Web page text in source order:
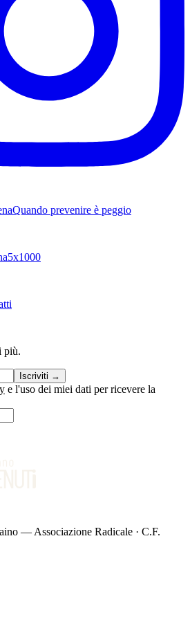
Quando prevenire è peggio
5x1000
più.
Iscriviti →
e l'uso dei miei dati per ricevere la
— Associazione Radicale · C.F.